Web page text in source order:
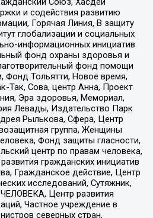
и содействия развитию
Горячая Линия, В защиту
глобализации и социальных
информационных инициатив
фонд охраны здоровья и
фонд помощи
Фонд Тольятти, Новое время,
Так, Сова, центр Анна, Проект
Эра здоровья, Мемориал,
Левады, Издательство Парк
Рылькова, Сфера, Центр
группа, Женщины
Фонд защиты гласности,
центр по правам человека,
гражданских инициатив
Гражданское действие, Центр
исследований, Сутяжник,
Центр развития
Частное учреждение в
северных стран,